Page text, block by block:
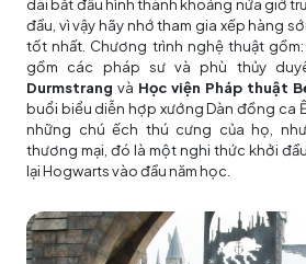
dài bắt đầu hình thành khoảng nửa giờ
đầu, vì vậy hãy nhớ tham gia xếp hàng
tốt nhất. Chương trình nghệ thuật gồm:
gồm các pháp sư và phù thủy
Durmstrang và Học viện Pháp thuật
buổi biểu diễn hợp xướng Dàn đồng ca
những chú ếch thú cưng của họ,
thương mại, đó là một nghi thức khởi
lại Hogwarts vào đầu năm học.